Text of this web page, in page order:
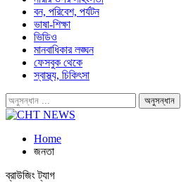
বন, পরিবেশ, পর্যটন
ভাষা-শিক্ষা
ভিডিও
মানবাধিকার লঙ্ঘন
ফেসবুক থেকে
স্বাস্থ্য, চিকিৎসা
Home
জনতা
ব্রাউজিং ট্যাগ